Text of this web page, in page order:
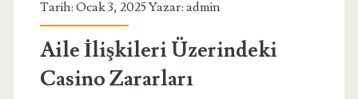
Tarih: Ocak 3, 2025 Yazar: admin
Aile İlişkileri Üzerindeki
Casino Zararları